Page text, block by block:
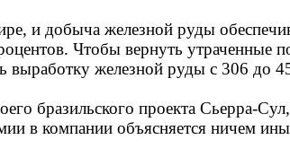
и добыча железной руды
Чтобы вернуть утраченные
железной руды с 306 до
бразильского проекта Сьерра-
в компании объясняется ничем